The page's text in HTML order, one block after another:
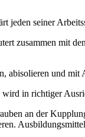
jeden seiner
zusammen mit
und
in richtiger
an der